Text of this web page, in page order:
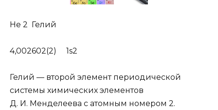
He 2 Гелий
4,002602(2) 1s2
Гелий — второй элемент периодической
системы химических элементов
Д. И. Менделеева с атомным номером 2.